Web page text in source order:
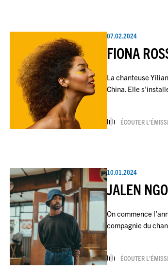
07.02.2024
FIONA
La chanteuse
China. Elle
ÉCOUTER
10.01.2024
JALEN
On commence
compagnie du
ÉCOUTER